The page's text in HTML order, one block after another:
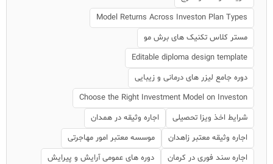
Model Returns Across Investon Plan Types
مستر کلاس تکنیک های برش مو
Editable diploma design template
دوره جامع لیزر های درمانی و زیبایی
Choose the Right Investment Model on Investon
شرایط اخذ ویزا تحصیلی
اجاره وثیقه در همدان
اجاره وثیقه معتبر زاهدان
موسسه معتبر امور مهاجرتی
اجاره سند فوری در کرمان
دوره های عمومی آرایش و پیرایش